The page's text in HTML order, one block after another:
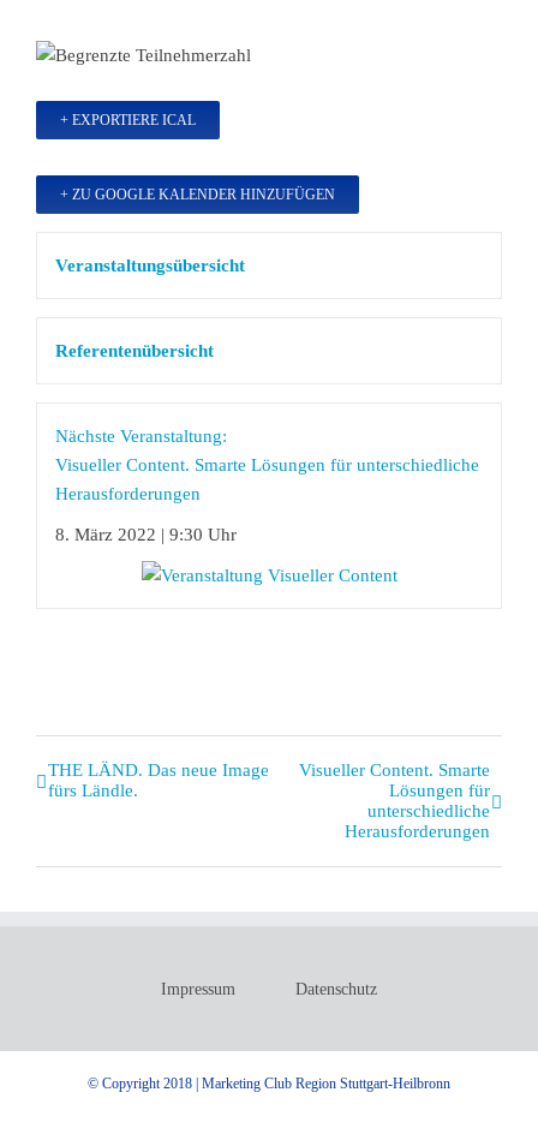
+ EXPORTIERE ICAL
+ ZU GOOGLE KALENDER HINZUFÜGEN
Veranstaltungsübersicht
Referentenübersicht
Nächste Veranstaltung:
Visueller Content. Smarte Lösungen für unterschiedliche
Herausforderungen
8. März 2022 | 9:30 Uhr
Veranstaltung
Navigation
THE LÄND. Das neue Image
fürs Ländle.
Visueller Content. Smarte
Lösungen für
unterschiedliche
Herausforderungen
Impressum Datenschutz
© Copyright 2018 | Marketing Club Region Stuttgart-Heilbronn